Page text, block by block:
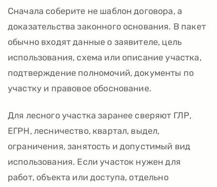
Сначала соберите не шаблон договора, а
доказательства законного основания. В пакет
обычно входят данные о заявителе, цель
использования, схема или описание участка,
подтверждение полномочий, документы по
участку и правовое обоснование.
Для лесного участка заранее сверяют ГЛР,
ЕГРН, лесничество, квартал, выдел,
ограничения, занятость и допустимый вид
использования. Если участок нужен для
работ, объекта или доступа, отдельно